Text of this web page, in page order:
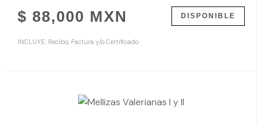
$ 88,000 MXN DISPONIBLE
INCLUYE: Recibo, Factura y/o Certificado